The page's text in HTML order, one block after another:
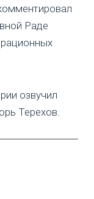
Раде
озвучил
Терехов.